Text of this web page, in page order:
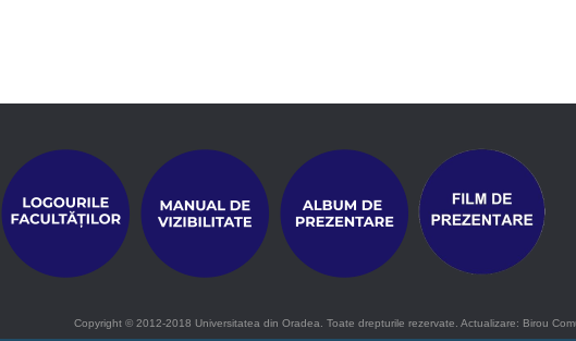
Copyright © 2012-2018 Universitatea din Oradea. Toate drepturile rezervate. Actualizare: Birou